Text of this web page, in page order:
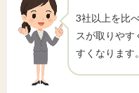
3社以上を比
スが取りやす
すくなります。